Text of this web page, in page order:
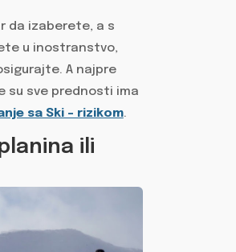
da izaberete, a s
u inostranstvo,
A najpre
su sve prednosti ima
sa Ski – rizikom.
ili